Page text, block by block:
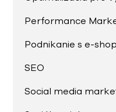
Performance
Podnikanie s e-
SEO
Social media